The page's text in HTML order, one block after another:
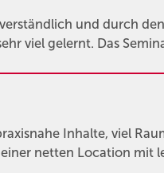
und durch
viel gelernt. Das
Inhalte, viel
netten Location mit